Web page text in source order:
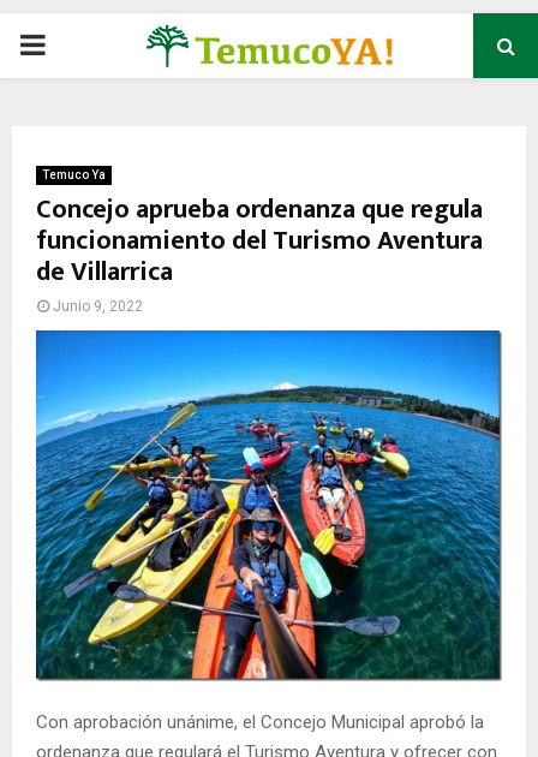
P
M
A
Y
M
E
N
Temuco Ya
Concejo aprueba ordenanza que regula
funcionamiento del Turismo Aventura
de Villarrica
Junio 9, 2022
Con aprobación unánime, el Concejo Municipal aprobó la
ordenanza que regulará el Turismo Aventura y ofrecer con